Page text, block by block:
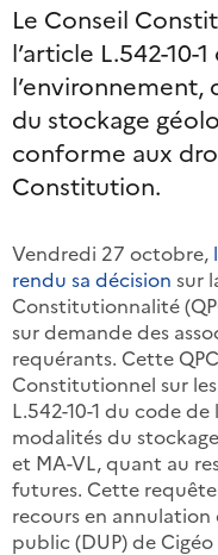
Le Conseil
l’article L.542-10-
l’environnement,
du stockage
conforme aux
Constitution.
Vendredi 27 octobre,
rendu sa décision sur
Constitutionnalité
sur demande des
requérants. Cette
Constitutionnel sur
L.542-10-1 du code
modalités du
et MA-VL, quant au
futures. Cette requête
recours en
public (DUP) de